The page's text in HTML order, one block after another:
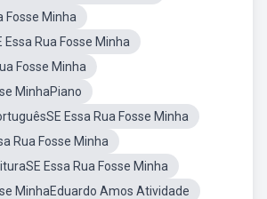
Fosse Minha
Essa Rua Fosse Minha
Fosse Minha
MinhaPiano
Essa Rua Fosse Minha
Rua Fosse Minha
Essa Rua Fosse Minha
MinhaEduardo Amos Atividade